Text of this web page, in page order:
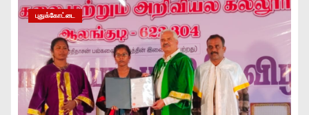
புதுக்கோட்டை